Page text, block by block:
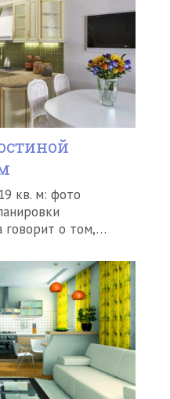
кв. м: фото
говорит о том,…